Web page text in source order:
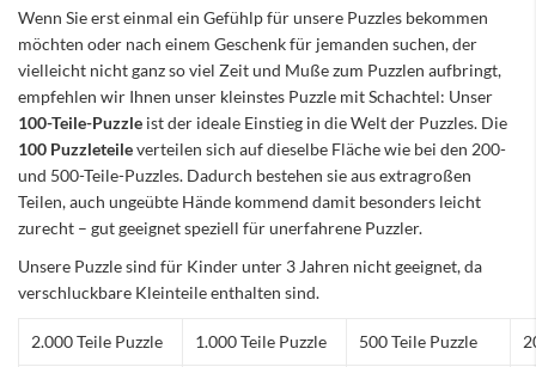
Wenn Sie erst einmal ein Gefühlp für unsere Puzzles bekommen
möchten oder nach einem Geschenk für jemanden suchen, der
vielleicht nicht ganz so viel Zeit und Muße zum Puzzlen aufbringt,
empfehlen wir Ihnen unser kleinstes Puzzle mit Schachtel: Unser
100-Teile-Puzzle ist der ideale Einstieg in die Welt der Puzzles. Die
100 Puzzleteileverteilen sich auf dieselbe Fläche wie bei den 200-
und 500-Teile-Puzzles. Dadurch bestehen sie aus extragroßen
Teilen, auch ungeübte Hände kommend damit besonders leicht
zurecht – gut geeignet speziell für unerfahrene Puzzler.
Unsere Puzzle sind für Kinder unter 3 Jahren nicht geeignet, da
verschluckbare Kleinteile enthalten sind.
2.000 Teile Puzzle 1.000 Teile Puzzle 500 Teile Puzzle